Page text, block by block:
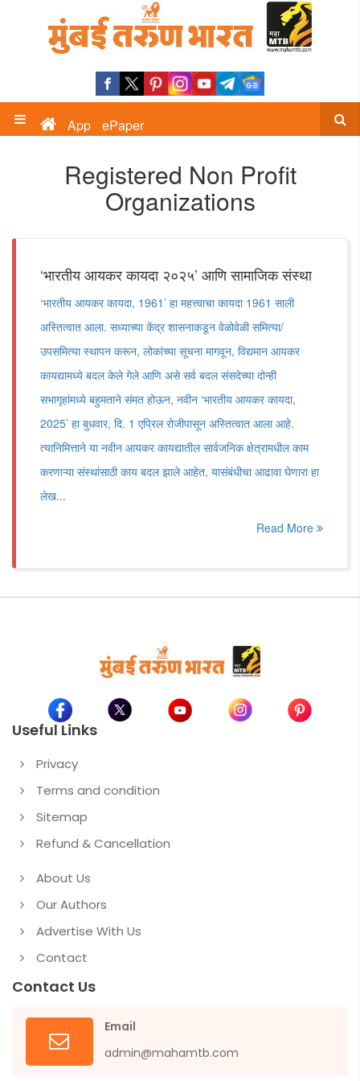
App ePaper
Registered Non Profit
Organizations
‘भारतीय आयकर कायदा २०२५’ आणि सामाजिक संस्था
‘भारतीय आयकर कायदा, 1961‌’ हा महत्त्वाचा कायदा 1961 साली
अस्तित्वात आला. सध्याच्या केंद्र शासनाकडून वेळोवेळी समित्या/
उपसमित्या स्थापन करून, लोकांच्या सूचना मागवून, विद्यमान आयकर
कायद्यामध्ये बदल केले गेले आणि असे सर्व बदल संसदेच्या दोन्ही
सभागृहांमध्ये बहुमताने संमत होऊन, नवीन ‌‘भारतीय आयकर कायदा,
2025‌’ हा बुधवार, दि. 1 एप्रिल रोजीपासून अस्तित्वात आला आहे.
त्यानिमित्ताने या नवीन आयकर कायद्यातील सार्वजनिक क्षेत्रामधील काम
करणाऱ्या संस्थांसाठी काय बदल झाले आहेत, यासंबंधीचा आढावा घेणारा हा
लेख...
Read More
Useful Links
Privacy
Terms and condition
Sitemap
Refund & Cancellation
About Us
Our Authors
Advertise With Us
Contact
Contact Us
Email
admin@mahamtb.com